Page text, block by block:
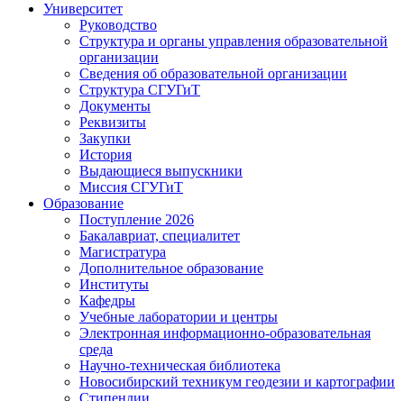
Университет
Руководство
Структура и органы управления образовательной
организации
Сведения об образовательной организации
Структура СГУГиТ
Документы
Реквизиты
Закупки
История
Выдающиеся выпускники
Миссия СГУГиТ
Образование
Поступление 2026
Бакалавриат, специалитет
Магистратура
Дополнительное образование
Институты
Кафедры
Учебные лаборатории и центры
Электронная информационно-образовательная
среда
Научно-техническая библиотека
Новосибирский техникум геодезии и картографии
Стипендии